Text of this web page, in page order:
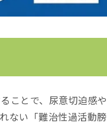
ことで、尿意切迫感や
ない「難治性過活動膀